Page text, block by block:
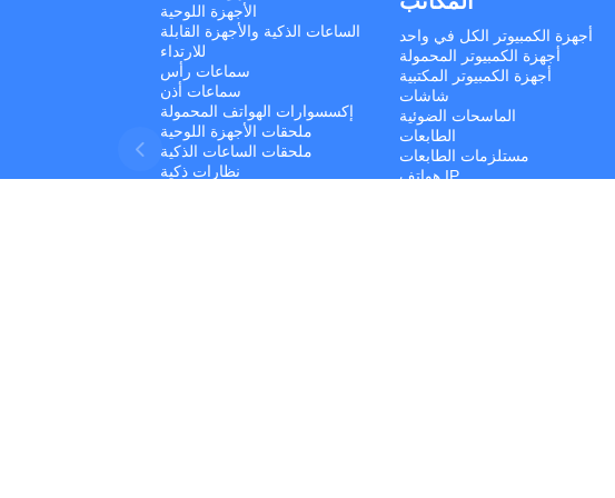
الأجهزة اللوحية
الساعات الذكية والأجهزة القابلة
للارتداء
سماعات رأس
سماعات أذن
إكسسوارات الهواتف المحمولة
ملحقات الأجهزة اللوحية
ملحقات الساعات الذكية
نظارات ذكية
أجهزة الكمبيوتر الكل في واحد
أجهزة الكمبيوتر المحمولة
أجهزة الكمبيوتر المكتبية
شاشات
الماسحات الضوئية
الطابعات
مستلزمات الطابعات
هواتف IP